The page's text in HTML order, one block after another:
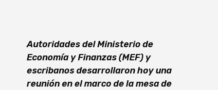
Autoridades del Ministerio de
Economía y Finanzas (MEF) y
escribanos desarrollaron hoy una
reunión en el marco de la mesa de